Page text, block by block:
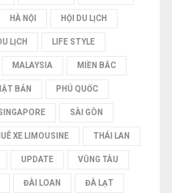
HÀ NỘI HỘI DU LỊCH
LỊCH LIFE STYLE
MALAYSIA MIỀN BẮC
BẢN PHÚ QUỐC
SÀI GÒN
XE LIMOUSINE THÁI LAN
UPDATE VŨNG TÀU
ĐÀI LOAN ĐÀ LẠT